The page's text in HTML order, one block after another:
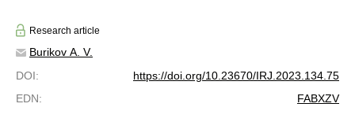
Research article
Burikov A. V.
DOI:
https://doi.org/10.23670/IRJ.2023.134.75
EDN: FABXZV